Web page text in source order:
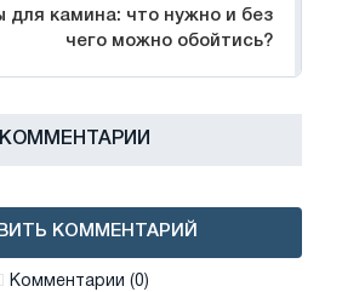
для камина: что нужно и без
чего можно обойтись?
КОММЕНТАРИИ
КОММЕНТАРИЙ
Комментарии (0)